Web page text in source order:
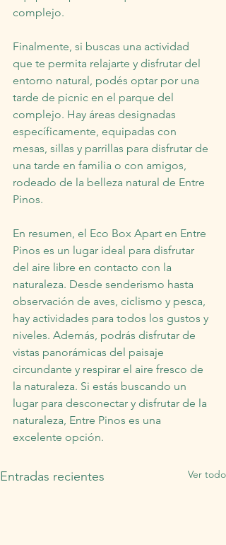
complejo.
Finalmente, si buscas una actividad
que te permita relajarte y disfrutar del
entorno natural, podés optar por una
tarde de picnic en el parque del
complejo. Hay áreas designadas
específicamente, equipadas con
mesas, sillas y parrillas para disfrutar de
una tarde en familia o con amigos,
rodeado de la belleza natural de Entre
Pinos.
En resumen, el Eco Box Apart en Entre
Pinos es un lugar ideal para disfrutar
del aire libre en contacto con la
naturaleza. Desde senderismo hasta
observación de aves, ciclismo y pesca,
hay actividades para todos los gustos y
niveles. Además, podrás disfrutar de
vistas panorámicas del paisaje
circundante y respirar el aire fresco de
la naturaleza. Si estás buscando un
lugar para desconectar y disfrutar de la
naturaleza, Entre Pinos es una
excelente opción.
Entradas recientes Ver todo